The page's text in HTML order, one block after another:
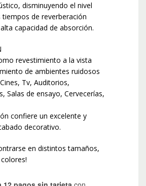
disminuyendo el nivel
de reverberación
capacidad de absorción.
revestimiento a la vista
de ambientes ruidosos
Tv, Auditorios,
Salas de ensayo, Cervecerías,
confiere un excelente y
decorativo.
en distintos tamaños,